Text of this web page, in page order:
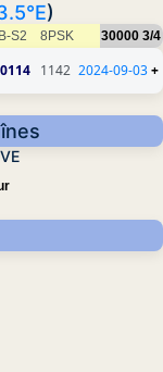
)
S2 8PSK 30000 3/4
1142 2024-09-03+